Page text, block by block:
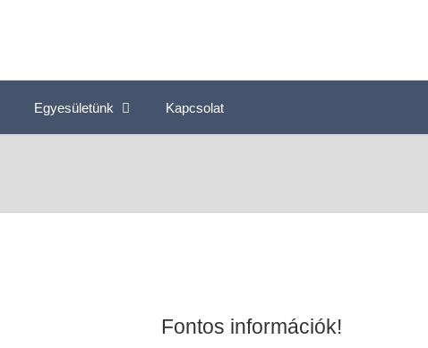
Egyesületünk Kapcsolat
Fontos információk!